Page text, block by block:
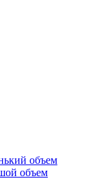
объем
объем